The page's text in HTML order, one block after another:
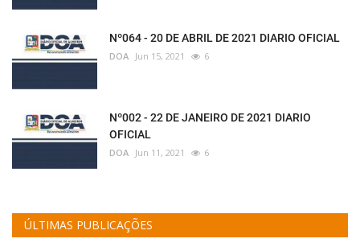
Nº064 - 20 DE ABRIL DE 2021 DIARIO OFICIAL
DOA Jun 15, 2021 6
Nº002 - 22 DE JANEIRO DE 2021 DIARIO
OFICIAL
DOA Jun 11, 2021 6
ÚLTIMAS PUBLICAÇÕES